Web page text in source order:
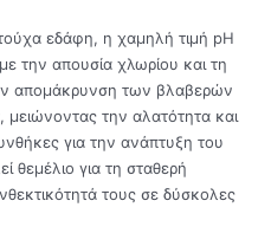
εδάφη, η χαμηλή τιμή pH
την απουσία χλωρίου και τη
απομάκρυνση των βλαβερών
την αλατότητα και
για την ανάπτυξη του
θεμέλιο για τη σταθερή
τους σε δύσκολες